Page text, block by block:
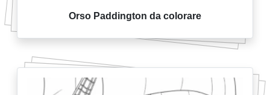
Orso Paddington da colorare